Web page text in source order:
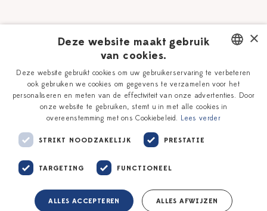
Verhaal
Onze plateelschilders
Delfts Blauw
Workshops
Vacatures
Zakelijk
DUTCH
ENGLISH
×
Deze website maakt gebruik
van cookies.
Deze website gebruikt cookies om uw gebruikerservaring te verbeteren
ook gebruiken we cookies om gegevens te verzamelen voor het
personaliseren en meten van de effectiviteit van onze advertenties. Door
onze website te gebruiken, stemt u in met alle cookies in
overeenstemming met ons Cookiebeleid. Lees verder
STRIKT NOODZAKELIJK PRESTATIE
TARGETING FUNCTIONEEL
ALLES ACCEPTEREN ALLES AFWIJZEN